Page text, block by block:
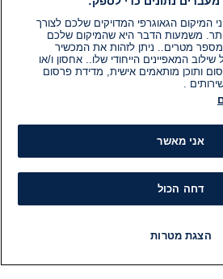
המיקום הגאוגרפי המדויקים שלכם לצורך
משמעות הדבר היא שהמיקום שלכם
מטרים.. ניתן לזהות את המכשיר
המאפיינים הייחודי שלו.. אחסון ו/או
ותוכן מותאמים אישית, מדידת פרסום
.
אני מאשר
דחה הכול
הצגת מטרות